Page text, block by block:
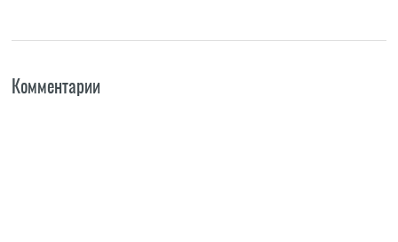
Комментарии